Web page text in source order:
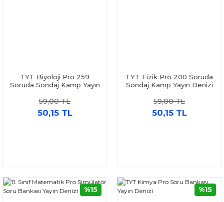
TYT Biyoloji Pro 259
Soruda Sondaj Kamp Yayın
59,00 TL
50,15 TL
TYT Fizik Pro 200 Soruda
Sondaj Kamp Yayın Denizi
59,00 TL
50,15 TL
%15 %15